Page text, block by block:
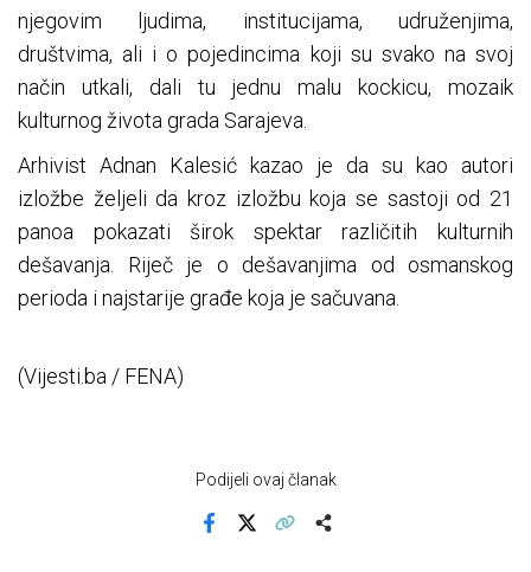
njegovim ljudima, institucijama, udruženjima,
društvima, ali i o pojedincima koji su svako na svoj
način utkali, dali tu jednu malu kockicu, mozaik
kulturnog života grada Sarajeva.
Arhivist Adnan Kalesić kazao je da su kao autori
izložbe željeli da kroz izložbu koja se sastoji od 21
panoa pokazati širok spektar različitih kulturnih
dešavanja. Riječ je o dešavanjima od osmanskog
perioda i najstarije građe koja je sačuvana.
(Vijesti.ba / FENA)
Podijeli ovaj članak